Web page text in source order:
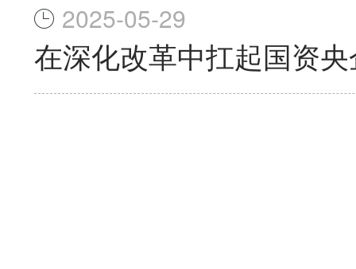
2025-05-29
在深化改革中扛起国资